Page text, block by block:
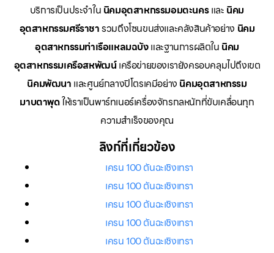
บริการเป็นประจำใน นิคมอุตสาหกรรมอมตะนครและ นิคม
อุตสาหกรรมศรีราชารวมถึงโซนขนส่งและคลังสินค้าอย่าง นิคม
อุตสาหกรรมท่าเรือแหลมฉบังและฐานการผลิตใน นิคม
อุตสาหกรรมเครือสหพัฒน์เครือข่ายของเรายังครอบคลุมไปถึงเขต
นิคมพัฒนา และศูนย์กลางปิโตรเคมีอย่าง นิคมอุตสาหกรรม
มาบตาพุดให้เราเป็นพาร์ทเนอร์เครื่องจักรกลหนักที่ขับเคลื่อนทุก
ความสำเร็จของคุณ
ลิงก์ที่เกี่ยวข้อง
เครน 100 ตันฉะเชิงเทรา
เครน 100 ตันฉะเชิงเทรา
เครน 100 ตันฉะเชิงเทรา
เครน 100 ตันฉะเชิงเทรา
เครน 100 ตันฉะเชิงเทรา